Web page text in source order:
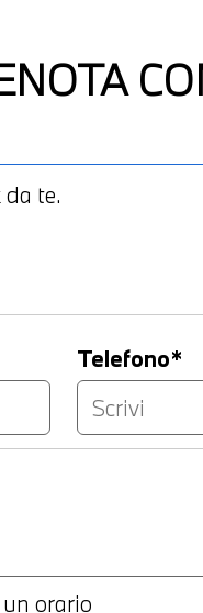
te.
Telefono*